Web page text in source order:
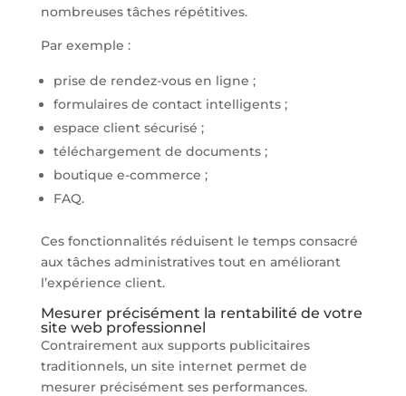
nombreuses tâches répétitives.
Par exemple :
prise de rendez-vous en ligne ;
formulaires de contact intelligents ;
espace client sécurisé ;
téléchargement de documents ;
boutique e-commerce ;
FAQ.
Ces fonctionnalités réduisent le temps consacré
aux tâches administratives tout en améliorant
l’expérience client.
Mesurer précisément la rentabilité de votre
site web professionnel
Contrairement aux supports publicitaires
traditionnels, un site internet permet de
mesurer précisément ses performances.